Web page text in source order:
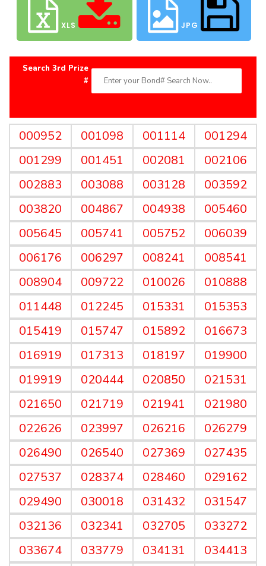
XLS JPG
Search 3rd Prize
#
000952 001098 001114
001294
001299
001451 002081
002106
002883
003088 003128
003592
003820
004867 004938
005460
005645
005741 005752
006039
006176
006297 008241
008541
008904
009722 010026
010888
011448
012245 015331
015353
015419
015747 015892
016673
016919
017313 018197
019900
019919
020444 020850
021531
021650
021719 021941
021980
022626
023997 026216
026279
026490
026540 027369
027435
027537
028374 028460
029162
029490
030018 031432
031547
032136
032341 032705
033272
033674
033779 034131
034413